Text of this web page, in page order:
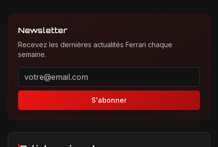
Newsletter
Recevez les dernières actualités Ferrari chaque
semaine.
Adresse email pour la newsletter
S'abonner